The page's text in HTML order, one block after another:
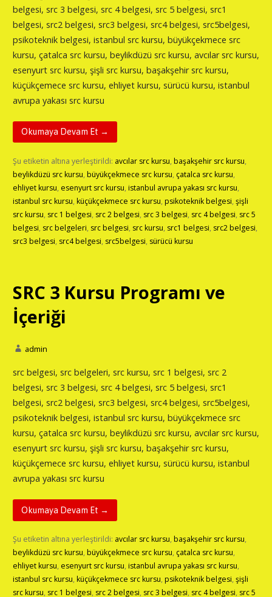
belgesi, src 3 belgesi, src 4 belgesi, src 5 belgesi, src1
belgesi, src2 belgesi, src3 belgesi, src4 belgesi, src5belgesi,
psikoteknik belgesi, istanbul src kursu, büyükçekmece src
kursu, çatalca src kursu, beylikdüzü src kursu, avcılar src kursu,
esenyurt src kursu, şişli src kursu, başakşehir src kursu,
küçükçemece src kursu, ehliyet kursu, sürücü kursu, istanbul
avrupa yakası src kursu
Okumaya Devam Et →
Şu etiketin altına yerleştirildi: avcılar src kursu, başakşehir src kursu,
beylikdüzü src kursu, büyükçekmece src kursu, çatalca src kursu,
ehliyet kursu, esenyurt src kursu, istanbul avrupa yakası src kursu,
istanbul src kursu, küçükçekmece src kursu, psikoteknik belgesi, şişli
src kursu, src 1 belgesi, src 2 belgesi, src 3 belgesi, src 4 belgesi, src 5
belgesi, src belgeleri, src belgesi, src kursu, src1 belgesi, src2 belgesi,
src3 belgesi, src4 belgesi, src5belgesi, sürücü kursu
SRC 3 Kursu Programı ve
İçeriği
admin
src belgesi, src belgeleri, src kursu, src 1 belgesi, src 2
belgesi, src 3 belgesi, src 4 belgesi, src 5 belgesi, src1
belgesi, src2 belgesi, src3 belgesi, src4 belgesi, src5belgesi,
psikoteknik belgesi, istanbul src kursu, büyükçekmece src
kursu, çatalca src kursu, beylikdüzü src kursu, avcılar src kursu,
esenyurt src kursu, şişli src kursu, başakşehir src kursu,
küçükçemece src kursu, ehliyet kursu, sürücü kursu, istanbul
avrupa yakası src kursu
Okumaya Devam Et →
Şu etiketin altına yerleştirildi: avcılar src kursu, başakşehir src kursu,
beylikdüzü src kursu, büyükçekmece src kursu, çatalca src kursu,
ehliyet kursu, esenyurt src kursu, istanbul avrupa yakası src kursu,
istanbul src kursu, küçükçekmece src kursu, psikoteknik belgesi, şişli
src kursu, src 1 belgesi, src 2 belgesi, src 3 belgesi, src 4 belgesi, src 5